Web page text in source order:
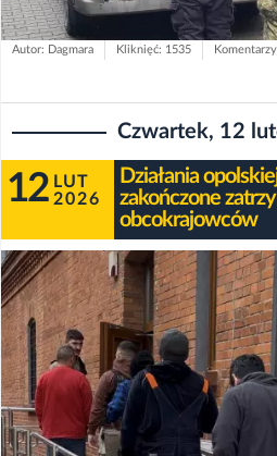
Autor: Dagmara Kliknięć: 1535
Czwartek, 12
12 LUT
2026
Działania
zakończone
obcokrajowców